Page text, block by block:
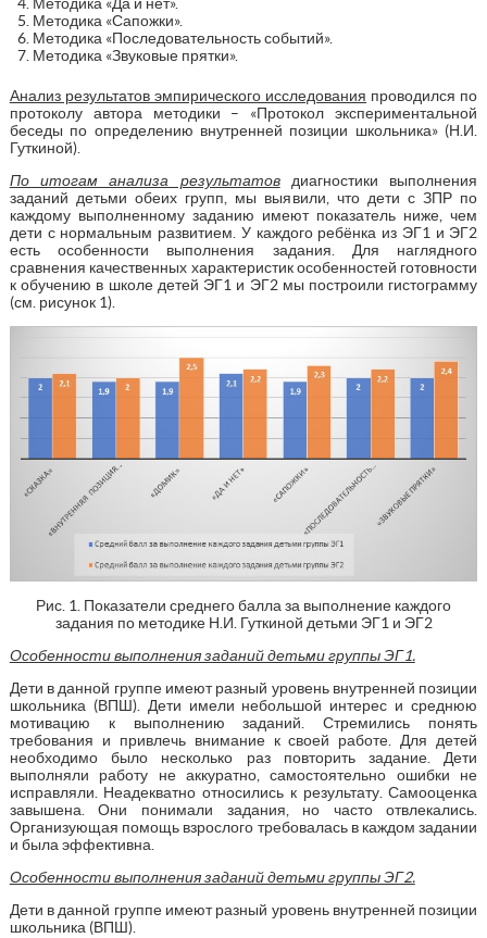
Методика «Сапожки».
Методика «Последовательность событий».
Методика «Звуковые прятки».
Анализ результатов эмпирического исследования проводился по
протоколу автора методики – «Протокол экспериментальной
беседы по определению внутренней позиции школьника» (Н.И.
Гуткиной).
По итогам анализа результатовдиагностики выполнения
заданий детьми обеих групп, мы выявили, что дети с ЗПР по
каждому выполненному заданию имеют показатель ниже, чем
дети с нормальным развитием. У каждого ребёнка из ЭГ1 и ЭГ2
есть особенности выполнения задания. Для наглядного
сравнения качественных характеристик особенностей готовности
к обучению в школе детей ЭГ1 и ЭГ2 мы построили гистограмму
(см. рисунок 1).
Рис. 1. Показатели среднего балла за выполнение каждого
задания по методике Н.И. Гуткиной детьми ЭГ1 и ЭГ2
Особенности выполнения заданий детьми группы ЭГ1.
Дети в данной группе имеют разный уровень внутренней позиции
школьника (ВПШ). Дети имели небольшой интерес и среднюю
мотивацию к выполнению заданий. Стремились понять
требования и привлечь внимание к своей работе. Для детей
необходимо было несколько раз повторить задание. Дети
выполняли работу не аккуратно, самостоятельно ошибки не
исправляли. Неадекватно относились к результату. Самооценка
завышена. Они понимали задания, но часто отвлекались.
Организующая помощь взрослого требовалась в каждом задании
и была эффективна.
Особенности выполнения заданий детьми группы ЭГ2.
Дети в данной группе имеют разный уровень внутренней позиции
школьника (ВПШ).